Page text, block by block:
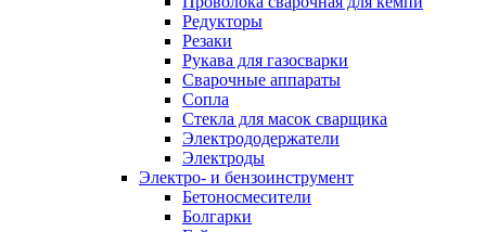
Редукторы
Резаки
Рукава для газосварки
Сварочные аппараты
Сопла
Стекла для масок сварщика
Электрододержатели
Электроды
Электро- и бензоинструмент
Бетоносмесители
Болгарки